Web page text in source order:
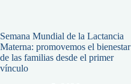
Semana Mundial de la Lactancia
Materna: promovemos el bienestar
de las familias desde el primer
vínculo